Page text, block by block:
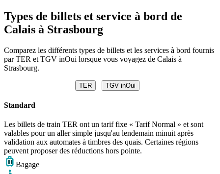
Types de billets et service à bord de
Calais à Strasbourg
Comparez les différents types de billets et les services à bord fournis
par TER et TGV inOui lorsque vous voyagez de Calais à
Strasbourg.
TER TGV inOui
Standard
Les billets de train TER ont un tarif fixe « Tarif Normal » et sont
valables pour un aller simple jusqu'au lendemain minuit après
validation aux automates à timbres des quais. Certaines régions
peuvent proposer des réductions hors pointe.
Bagage